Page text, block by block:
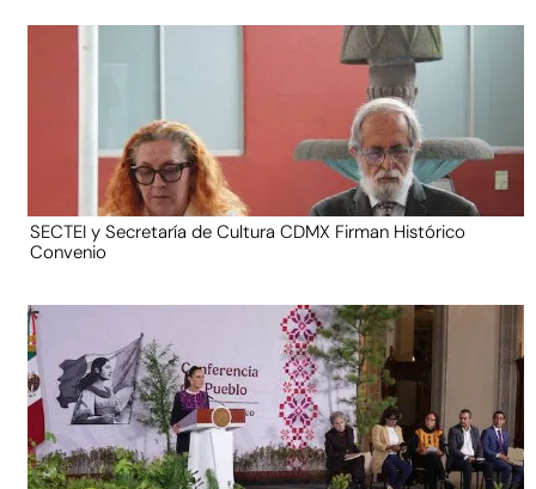
SECTEI y Secretaría de Cultura CDMX Firman Histórico
Convenio